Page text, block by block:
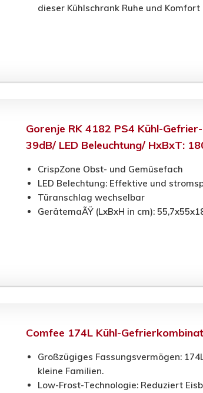
dieser Kühlschrank Ruhe und Komfort
Gorenje RK 4182 PS4 Kühl-
39dB/ LED Beleuchtung/ HxBxT:
CrispZone Obst- und Gemüsefach
LED Belechtung: Effektive und
Türanschlag wechselbar
GerätemaÃŸ (LxBxH in cm):
Comfee 174L Kühl-
Großzügiges Fassungsvermögen:
kleine Familien.
Low-Frost-Technologie: Reduziert